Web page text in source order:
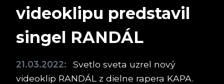
videoklipu predstavil
singel RANDÁL
21.03.2022:
Svetlo sveta uzrel nový
videoklip RANDÁL z dielne rapera KAPA.